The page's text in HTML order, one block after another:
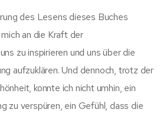
des Lesens dieses Buches
an die Kraft der
zu inspirieren und uns über die
aufzuklären. Und dennoch, trotz der
konnte ich nicht umhin, ein
zu verspüren, ein Gefühl, dass die